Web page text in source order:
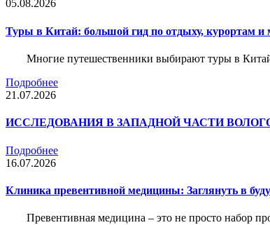
05.08.2026
Туры в Китай: большой гид по отдыху, курортам
Многие путешественники выбирают туры в
Подробнее
21.07.2026
ИССЛЕДОВАНИЯ В ЗАПАДНОЙ ЧАСТИ
Подробнее
16.07.2026
Клиника превентивной медицины: Заглянуть в
Превентивная медицина – это не просто набор